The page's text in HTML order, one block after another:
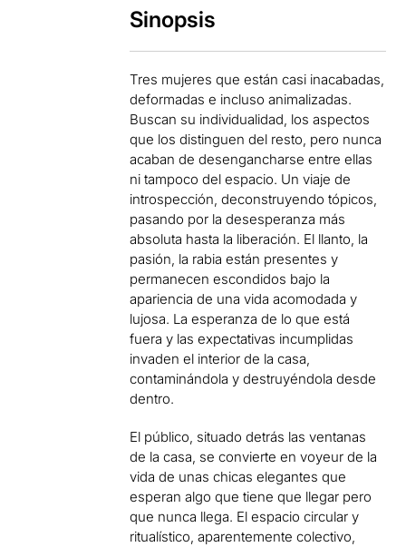
Sinopsis
Tres mujeres que están casi inacabadas,
deformadas e incluso animalizadas.
Buscan su individualidad, los aspectos
que los distinguen del resto, pero nunca
acaban de desengancharse entre ellas
ni tampoco del espacio. Un viaje de
introspección, deconstruyendo tópicos,
pasando por la desesperanza más
absoluta hasta la liberación. El llanto, la
pasión, la rabia están presentes y
permanecen escondidos bajo la
apariencia de una vida acomodada y
lujosa. La esperanza de lo que está
fuera y las expectativas incumplidas
invaden el interior de la casa,
contaminándola y destruyéndola desde
dentro.
El público, situado detrás las ventanas
de la casa, se convierte en voyeur de la
vida de unas chicas elegantes que
esperan algo que tiene que llegar pero
que nunca llega. El espacio circular y
ritualístico, aparentemente colectivo,